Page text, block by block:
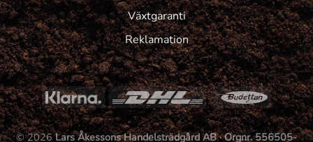
Växtgaranti
Reklamation
© 2026Lars Åkessons Handelsträdgård AB · Orgnr. 556505-